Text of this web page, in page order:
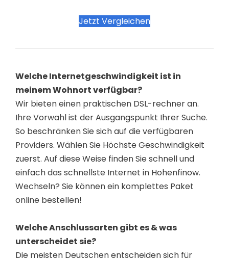
Jetzt Vergleichen
Welche Internetgeschwindigkeit ist in
meinem Wohnort verfügbar?
Wir bieten einen praktischen DSL-rechner an.
Ihre Vorwahl ist der Ausgangspunkt Ihrer Suche.
So beschränken Sie sich auf die verfügbaren
Providers. Wählen Sie Höchste Geschwindigkeit
zuerst. Auf diese Weise finden Sie schnell und
einfach das schnellste Internet in Hohenfinow.
Wechseln? Sie können ein komplettes Paket
online bestellen!
Welche Anschlussarten gibt es & was
unterscheidet sie?
Die meisten Deutschen entscheiden sich für